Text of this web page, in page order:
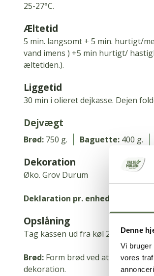
Denne
Vi bruger
vores
25-27°C.
Æltetid
5 min. langsomt + 5 min. hurtigt/
vand imens ) +5 min hurtigt/
æltetiden.).
Liggetid
30 min i olieret dejkasse. Dejen
Dejvægt
Brød: 750 g. Baguette: 400 g.
Dekoration
Øko. Grov Durum
Deklaration pr. enhed:
Opslåning
Tag kassen ud fra køl 2-3 timer
Brød: Form brød ved at ligge
dekoration.